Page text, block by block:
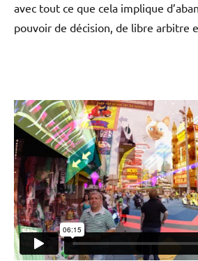
avec tout ce que cela implique
pouvoir de décision, de libre arbitre